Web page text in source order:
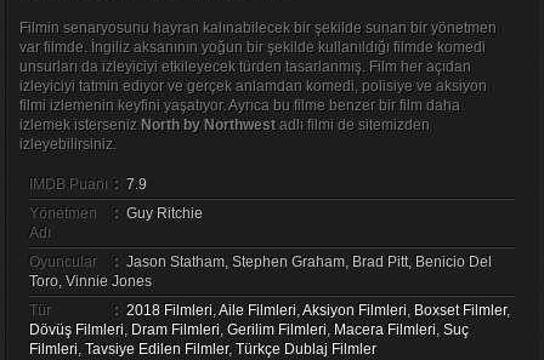
Filmin senaryosunu hayran kalınabilecek bir şekilde sunan bir yönetmen
var filmde. İngiliz aksanının yoğun bir şekilde kullanıldığı filmde komedi
unsurları da izleyiciyi etkileyecek türden tasarlanmış. Film her açıdan
izleyiciyi tatmin ediyor ve gerçek anlamdan komedi, polisiye ve aksiyon
filmi izlemenin keyfini yaşatıyor. Ayrıca bu filme benzer bir film daha
izlemek isterseniz North by Northwestadlı filmi de sitemizden
izleyebilirsiniz.
IMDB Puanı : 7.9
Yönetmen
Adı
: Guy Ritchie
Oyuncular : Jason Statham, Stephen Graham, Brad Pitt, Benicio Del
Toro, Vinnie Jones
Tür
: 2018 Filmleri,Aile Filmleri,Aksiyon Filmleri, Boxset Filmler,
Dövüş Filmleri, Dram Filmleri, Gerilim Filmleri, Macera Filmleri, Suç
Filmleri, Tavsiye Edilen Filmler, Türkçe Dublaj Filmler